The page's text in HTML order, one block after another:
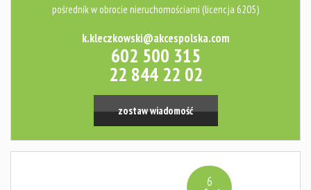
pośrednik w obrocie nieruchomościami (licencja 6205)
k.kleczkowski@akcespolska.com
602 500 315
22 844 22 02
zostaw wiadomość
6